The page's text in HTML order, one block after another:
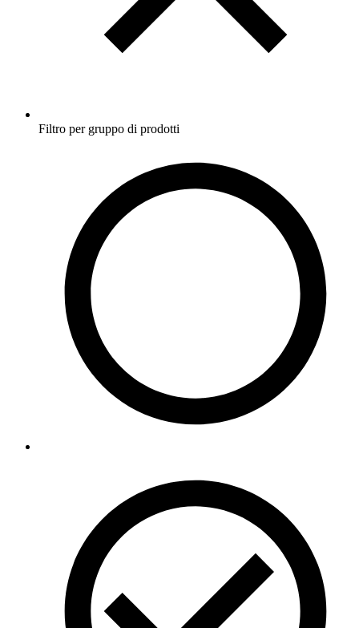
Filtro per gruppo di prodotti